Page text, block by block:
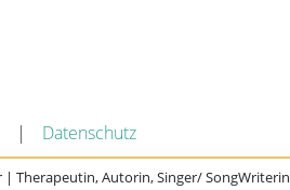
| Datenschutz
Therapeutin, Autorin, Singer/ SongWriterin